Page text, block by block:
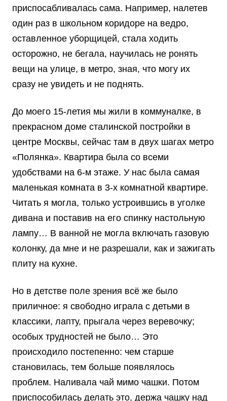
приспосабливалась сама. Например, налетев
один раз в школьном коридоре на ведро,
оставленное уборщицей, стала ходить
осторожно, не бегала, научилась не ронять
вещи на улице, в метро, зная, что могу их
сразу не увидеть и не поднять.
До моего 15-летия мы жили в коммуналке, в
прекрасном доме сталинской постройки в
центре Москвы, сейчас там в двух шагах метро
«Полянка». Квартира была со всеми
удобствами на 6-м этаже. У нас была самая
маленькая комната в 3-х комнатной квартире.
Читать я могла, только устроившись в уголке
дивана и поставив на его спинку настольную
лампу… В ванной не могла включать газовую
колонку, да мне и не разрешали, как и зажигать
плиту на кухне.
Но в детстве поле зрения всё же было
приличное: я свободно играла с детьми в
классики, лапту, прыгала через веревочку;
особых трудностей не было… Это
происходило постепенно: чем старше
становилась, тем больше появлялось
проблем. Наливала чай мимо чашки. Потом
приспособилась делать это, держа чашку над